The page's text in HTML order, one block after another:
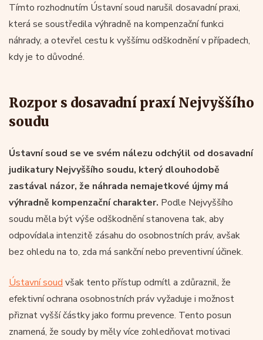
Tímto rozhodnutím Ústavní soud narušil dosavadní praxi,
která se soustředila výhradně na kompenzační funkci
náhrady, a otevřel cestu k vyššímu odškodnění v případech,
kdy je to důvodné.
Rozpor s dosavadní praxí Nejvyššího
soudu
Ústavní soud se ve svém nálezu odchýlil od dosavadní
judikatury Nejvyššího soudu, který dlouhodobě
zastával názor, že náhrada nemajetkové újmy má
výhradně kompenzační charakter. Podle Nejvyššího
soudu měla být výše odškodnění stanovena tak, aby
odpovídala intenzitě zásahu do osobnostních práv, avšak
bez ohledu na to, zda má sankční nebo preventivní účinek.
Ústavní soud však tento přístup odmítl a zdůraznil, že
efektivní ochrana osobnostních práv vyžaduje i možnost
přiznat vyšší částky jako formu prevence. Tento posun
znamená, že soudy by měly více zohledňovat motivaci